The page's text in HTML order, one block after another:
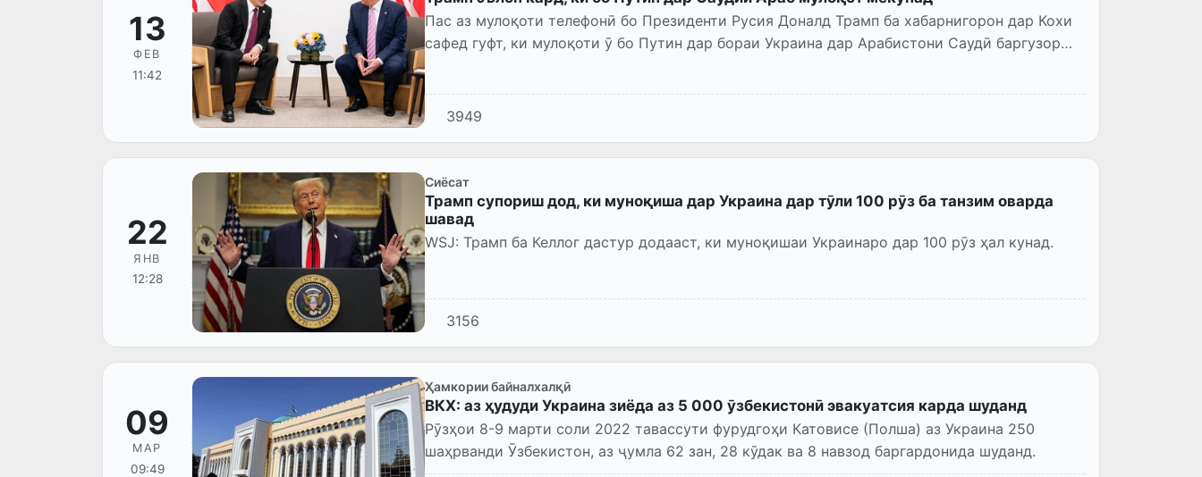
13
ФЕВ
11:42
Пас аз мулоқоти телефонӣ бо Президенти Русия Доналд Трамп ба хабарнигорон дар Кохи
сафед гуфт, ки мулоқоти ӯ бо Путин дар бораи Украина дар Арабистони Саудӣ баргузор
3949
22
ЯНВ
12:28
Сиёсат
Трамп супориш дод, ки муноқиша дар Украина дар тӯли 100 рӯз ба танзим оварда
шавад
WSJ: Трамп ба Келлог дастур додааст, ки муноқишаи Украинаро дар 100 рӯз ҳал кунад.
3156
09
МАР
09:49
Ҳамкории байналхалқӣ
ВКХ: аз ҳудуди Украина зиёда аз 5 000 ӯзбекистонӣ эвакуатсия карда шуданд
Рӯзҳои 8-9 марти соли 2022 тавассути фурудгоҳи Катовисе (Полша) аз Украина 250
шаҳрванди Ӯзбекистон, аз ҷумла 62 зан, 28 кӯдак ва 8 навзод баргардонида шуданд.